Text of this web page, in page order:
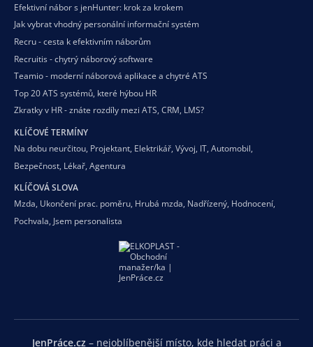
Efektivní nábor s jenHunter: krok za krokem
Jak vybrat vhodný personální informační systém
Recru - cesta k efektivním náborům
Recruitis - chytrý náborový software
Teamio - moderní náborová aplikace a chytré ATS
Top 20 ATS systémů, které hýbou HR
Zkratky v HR - znáte rozdíly mezi ATS, CRM, LMS?
KLÍČOVÉ TERMÍNY
Na dobu neurčitou, Projektant, Elektrikář, Vývoj, IT, Automobil,
Bezpečnost, Lékař, Agentura
KLÍČOVÁ SLOVA
Mzda, Ukončení prac. poměru, Hrubá mzda, Nadřízený, Hodnocení,
Pochvala, Jsem personalista
JenPráce.cz – nejoblíbenější místo, kde hledat práci a